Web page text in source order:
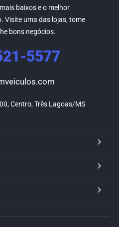
baixos e o melhor
Visite uma das lojas, tome
bons negócios.
5577
Centro, Três Lagoas/MS